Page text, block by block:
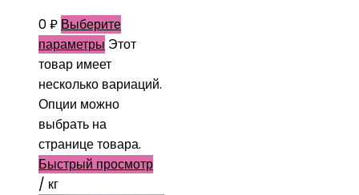
0₽ Выберите
параметры Этот
товар имеет
несколько вариаций.
Опции можно
выбрать на
странице товара.
Быстрый просмотр
/ кг